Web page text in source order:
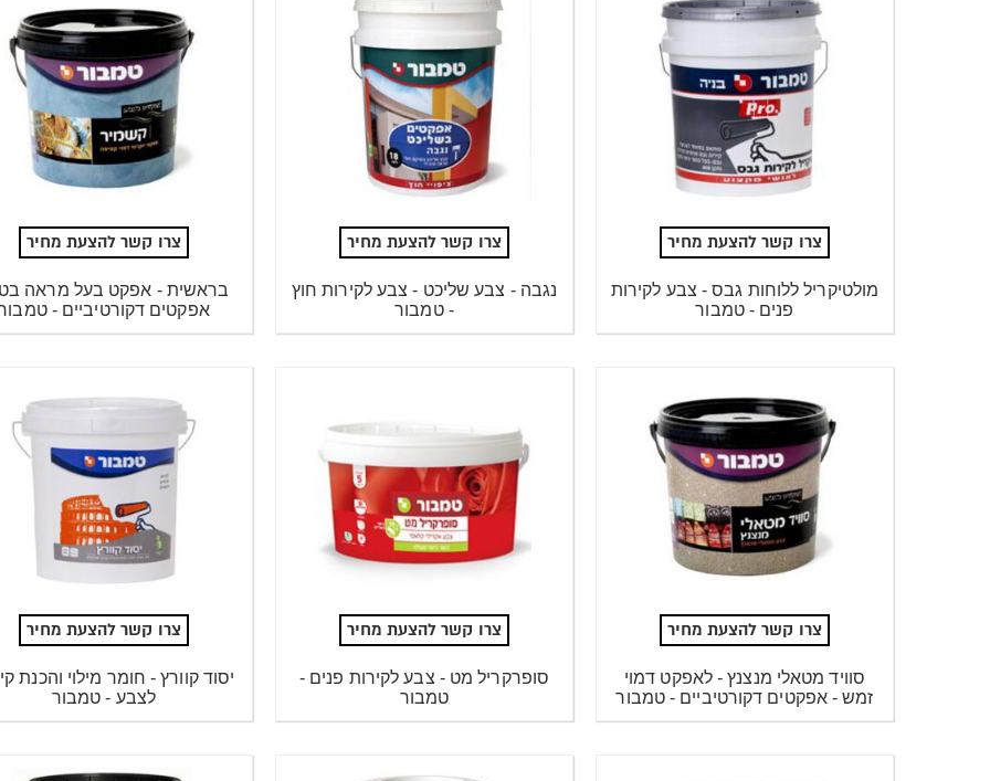
צרו קשר להצעת מחיר
מולטיקריל ללוחות גבס - צבע לקירות
פנים - טמבור
צרו קשר להצעת מחיר
נגבה - צבע שליכט - צבע לקירות חוץ
- טמבור
צרו קשר להצעת מחיר
בראשית - אפקט בעל מראה
אפקטים דקורטיביים -
צרו קשר להצעת מחיר
סוויד מטאלי מנצנץ - לאפקט דמוי
זמש - אפקטים דקורטיביים - טמבור
צרו קשר להצעת מחיר
סופרקריל מט - צבע לקירות פנים -
טמבור
צרו קשר להצעת מחיר
יסוד קוורץ - חומר מילוי והכנת
לצבע - טמבור